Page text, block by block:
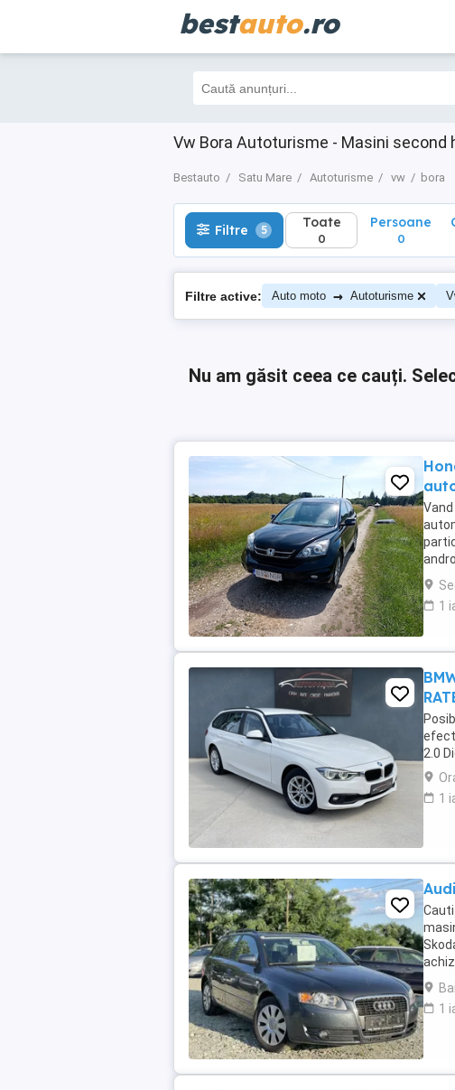
bestauto.ro
Vw Bora Autoturisme - Masini second
Bestauto Satu Mare Autoturisme vw bora
Filtre 5 Toate
0
Filtre 5 Toate
0
Persoane
0
Filtre active: Auto moto → Autoturisme
Nu am găsit ceea ce cauți.
1
2.0
1
la
1